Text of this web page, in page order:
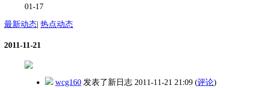
01-17
最新动态| 热点动态
2011-11-21
wcg160 发表了新日志 2011-11-21 21:09 (评论)